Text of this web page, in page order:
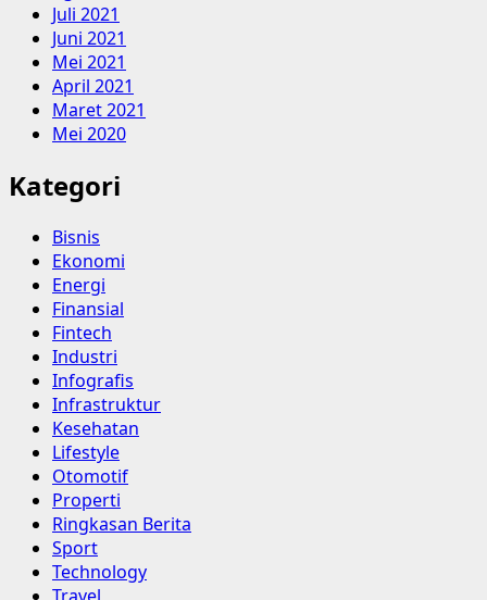
Juli 2021
Juni 2021
Mei 2021
April 2021
Maret 2021
Mei 2020
Kategori
Bisnis
Ekonomi
Energi
Finansial
Fintech
Industri
Infografis
Infrastruktur
Kesehatan
Lifestyle
Otomotif
Properti
Ringkasan Berita
Sport
Technology